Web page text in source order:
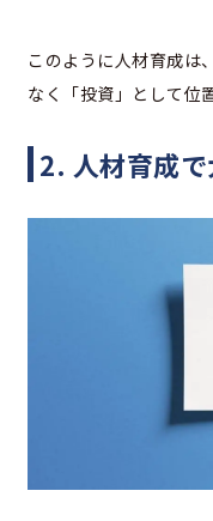
このように人材育成は
なく「投資」として位
2. 人材育成